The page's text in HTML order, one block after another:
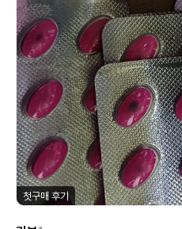
첫구매 후기